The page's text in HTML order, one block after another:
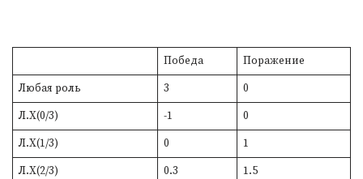
Победа
Поражение
Любая роль
3
0
Л.Х(0/3)
-1
0
Л.Х(1/3)
0
1
Л.Х(2/3)
0.3
1.5